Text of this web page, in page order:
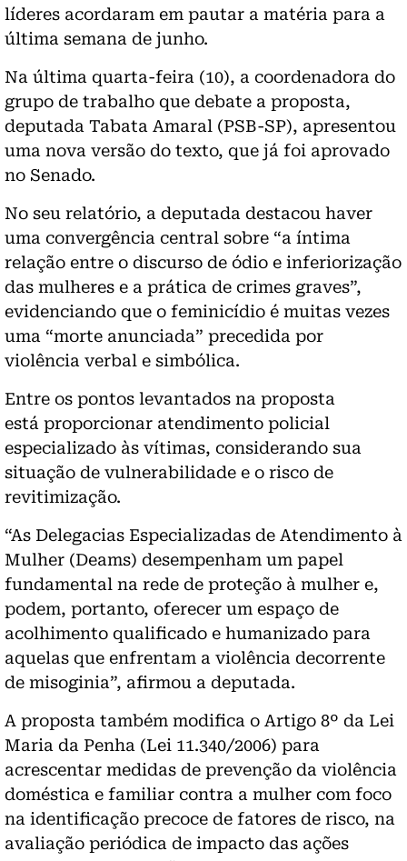
líderes acordaram em pautar a matéria para a
última semana de junho.
Na última quarta-feira (10), a coordenadora do
grupo de trabalho que debate a proposta,
deputada Tabata Amaral (PSB-SP), apresentou
uma nova versão do texto, que já foi aprovado
no Senado.
No seu relatório, a deputada destacou haver
uma convergência central sobre “a íntima
relação entre o discurso de ódio e inferiorização
das mulheres e a prática de crimes graves”,
evidenciando que o feminicídio é muitas vezes
uma “morte anunciada” precedida por
violência verbal e simbólica.
Entre os pontos levantados na proposta
está proporcionar atendimento policial
especializado às vítimas, considerando sua
situação de vulnerabilidade e o risco de
revitimização.
“As Delegacias Especializadas de Atendimento à
Mulher (Deams) desempenham um papel
fundamental na rede de proteção à mulher e,
podem, portanto, oferecer um espaço de
acolhimento qualificado e humanizado para
aquelas que enfrentam a violência decorrente
de misoginia”, afirmou a deputada.
A proposta também modifica o Artigo 8º da Lei
Maria da Penha (Lei 11.340/2006) para
acrescentar medidas de prevenção da violência
doméstica e familiar contra a mulher com foco
na identificação precoce de fatores de risco, na
avaliação periódica de impacto das ações